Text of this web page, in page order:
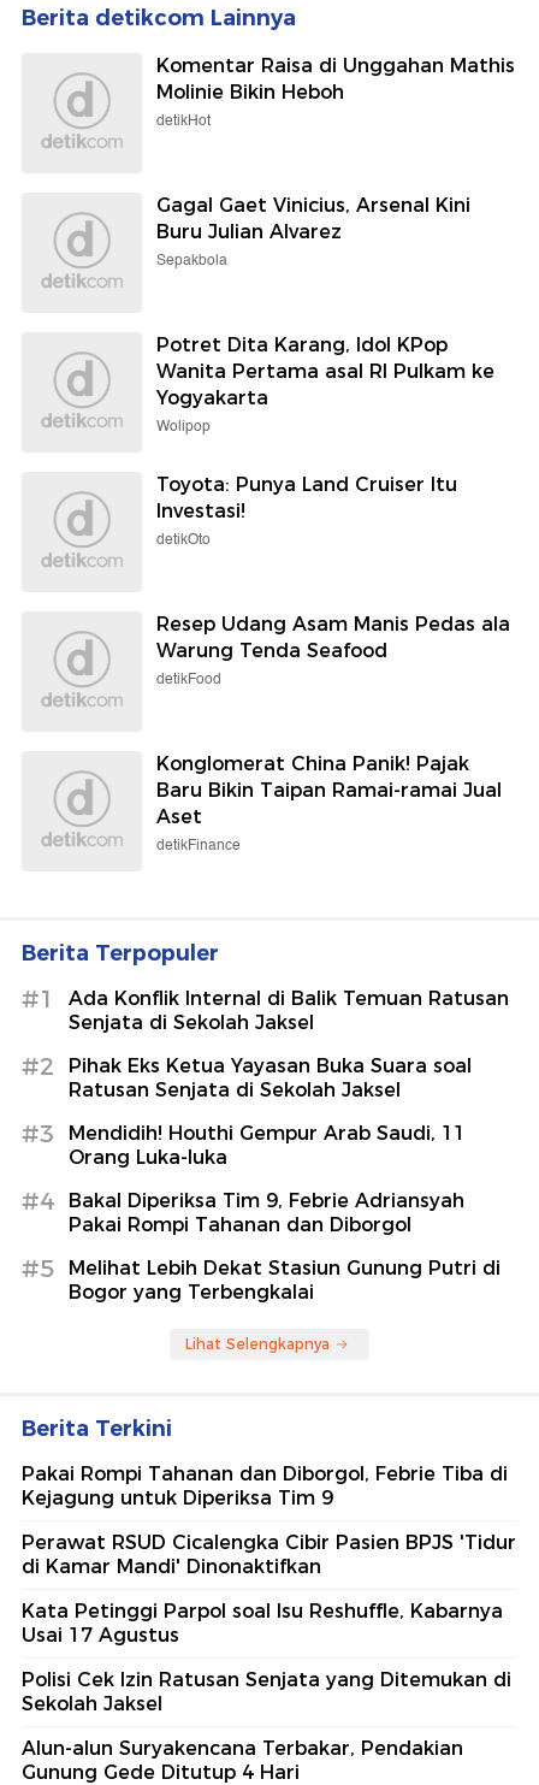
Berita detikcom Lainnya
Komentar Raisa di Unggahan Mathis
Molinie Bikin Heboh
detikHot
Gagal Gaet Vinicius, Arsenal Kini
Buru Julian Alvarez
Sepakbola
Potret Dita Karang, Idol KPop
Wanita Pertama asal RI Pulkam ke
Yogyakarta
Wolipop
Toyota: Punya Land Cruiser Itu
Investasi!
detikOto
Resep Udang Asam Manis Pedas ala
Warung Tenda Seafood
detikFood
Konglomerat China Panik! Pajak
Baru Bikin Taipan Ramai-ramai Jual
Aset
detikFinance
Berita Terpopuler
#1
Ada Konflik Internal di Balik Temuan Ratusan
Senjata di Sekolah Jaksel
#2
Pihak Eks Ketua Yayasan Buka Suara soal
Ratusan Senjata di Sekolah Jaksel
#3
Mendidih! Houthi Gempur Arab Saudi, 11
Orang Luka-luka
#4
Bakal Diperiksa Tim 9, Febrie Adriansyah
Pakai Rompi Tahanan dan Diborgol
#5
Melihat Lebih Dekat Stasiun Gunung Putri di
Bogor yang Terbengkalai
Lihat Selengkapnya
Berita Terkini
Pakai Rompi Tahanan dan Diborgol, Febrie Tiba di
Kejagung untuk Diperiksa Tim 9
Perawat RSUD Cicalengka Cibir Pasien BPJS 'Tidur
di Kamar Mandi' Dinonaktifkan
Kata Petinggi Parpol soal Isu Reshuffle, Kabarnya
Usai 17 Agustus
Polisi Cek Izin Ratusan Senjata yang Ditemukan di
Sekolah Jaksel
Alun-alun Suryakencana Terbakar, Pendakian
Gunung Gede Ditutup 4 Hari